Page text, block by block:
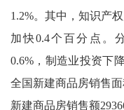
1.2%。其中，知识产
加快0.4个百分点。
0.6%，制造业投资下
全国新建商品房销售面
新建商品房销售额